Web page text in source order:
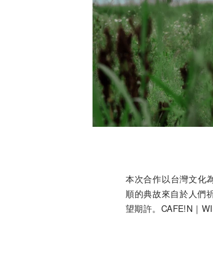
本次合作以台灣文化
順的典故來自於人們
望期許。CAFE!N｜